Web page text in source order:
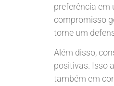
preferência em
compromisso
torne um
Além disso,
positivas. Isso
também em